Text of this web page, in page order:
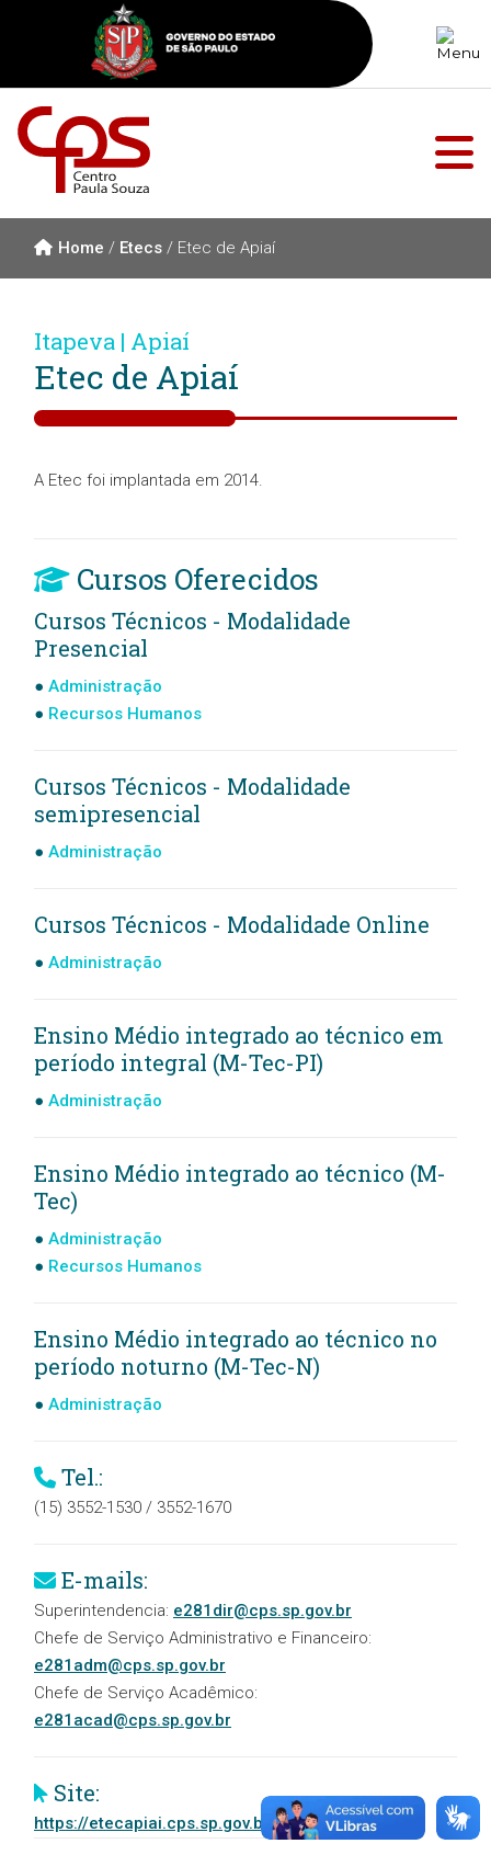
Home / Etecs / Etec de Apiaí
Itapeva | Apiaí
Etec de Apiaí
A Etec foi implantada em 2014.
Cursos Oferecidos
Cursos Técnicos - Modalidade
Presencial
Administração
Recursos Humanos
Cursos Técnicos - Modalidade
semipresencial
Administração
Cursos Técnicos - Modalidade Online
Administração
Ensino Médio integrado ao técnico em
período integral (M-Tec-PI)
Administração
Ensino Médio integrado ao técnico (M-
Tec)
Administração
Recursos Humanos
Ensino Médio integrado ao técnico no
período noturno (M-Tec-N)
Administração
Tel.:
(15) 3552-1530 / 3552-1670
E-mails:
Superintendencia: e281dir@cps.sp.gov.br
Chefe de Serviço Administrativo e Financeiro:
e281adm@cps.sp.gov.br
Chefe de Serviço Acadêmico:
e281acad@cps.sp.gov.br
Site:
https://etecapiai.cps.sp.gov.br/